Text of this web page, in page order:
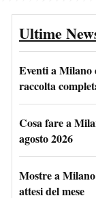
Ultime
Eventi a Milano
raccolta
Cosa fare a
agosto 2026
Mostre a
attesi del mese